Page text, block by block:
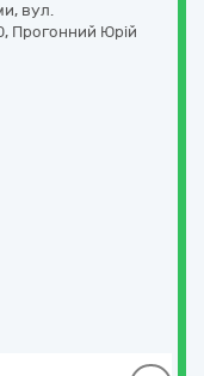
вул.
, Прогонний Юрій